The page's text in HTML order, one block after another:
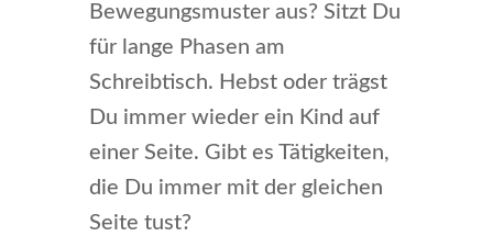
Bewegungsmuster aus? Sitzt Du
für lange Phasen am
Schreibtisch. Hebst oder trägst
Du immer wieder ein Kind auf
einer Seite. Gibt es Tätigkeiten,
die Du immer mit der gleichen
Seite tust?